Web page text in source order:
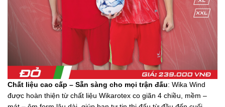
Chất liệu cao cấp – Sẵn sàng cho mọi trận đấu: Wika Wind
được hoàn thiện từ chất liệu Wikarotex co giãn 4 chiều, mềm –